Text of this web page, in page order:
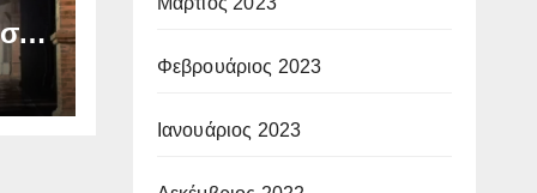
Φεβρουάριος 2023
Ιανουάριος 2023